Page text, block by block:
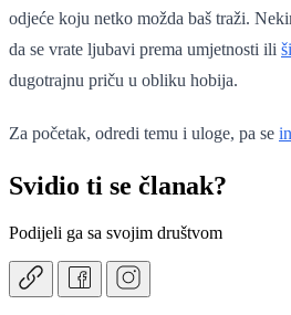
odjeće koju netko možda baš traži.
da se vrate ljubavi prema umjetnosti ili
dugotrajnu priču u obliku hobija.
Za početak, odredi temu i uloge, pa se
Svidio ti se članak?
Podijeli ga sa svojim društvom